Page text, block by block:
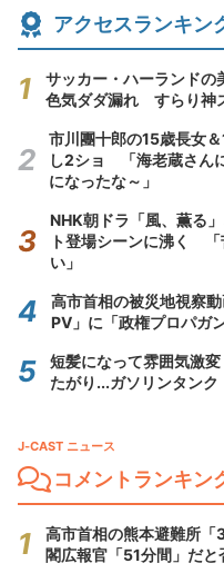
アクセスランキン
サッカー・ハーランドの
色気ダダ漏れ すらり神
市川團十郎の15歳長女
し2ショ 「海老蔵さん
になったな～」
NHK朝ドラ「風、薫る
ト登場シーンに沸く 「
い」
高市首相の被災地視察
PV」に「政権プロパガ
短髪になって雰囲気激
たがり...ガソリンタンク
J-CAST ニュース
コメントランキン
高市首相の熊本避難所
閣広報官「51分間」だと